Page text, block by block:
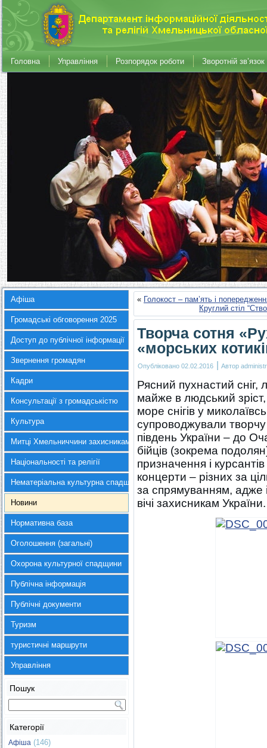
Головна Управління Розпорядок роботи Зворотній зв’язок
Афіша
Громадські обговорення 2025
Доступ до публічної інформації
Звернення громадян
Кадри
Консультації з громадськістю
Культура
Митці Хмельниччини захисникам України
Національності та релігії
Нематеріальна культурна спадщина
Новини
Нормативна база
Оголошення (загальні)
Охорона культурної спадщини
Публічна інформація
Публічні документи
Туризм
туристичні маршрути
Управління
Пошук
Категорії
Афіша (146)
« Голокост – пам’ять і
Круглий стіл
Творча сотня
«морських
Опубліковано 02.02.2016 | Автор
Рясний пухнастий
майже в людський зріст,
море снігів у
супроводжували
південь України – до
бійців (зокрема
призначення і
концерти – різних за
за спрямуванням, адже
вічі захисникам України.